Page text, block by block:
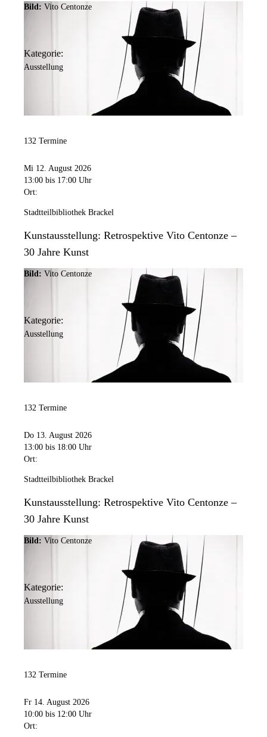
Bild: Vito Centonze
Kategorie:
Ausstellung
132 Termine
Mi 12. August 2026
13:00 bis 17:00 Uhr
Ort:
Stadtteilbibliothek Brackel
Kunstausstellung: Retrospektive Vito Centonze –
30 Jahre Kunst
Bild: Vito Centonze
Kategorie:
Ausstellung
132 Termine
Do 13. August 2026
13:00 bis 18:00 Uhr
Ort:
Stadtteilbibliothek Brackel
Kunstausstellung: Retrospektive Vito Centonze –
30 Jahre Kunst
Bild: Vito Centonze
Kategorie:
Ausstellung
132 Termine
Fr 14. August 2026
10:00 bis 12:00 Uhr
Ort: